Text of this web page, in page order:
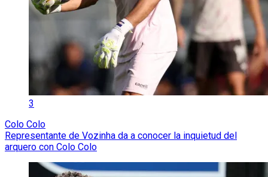
3
Colo Colo
Representante de Vozinha da a conocer la inquietud del
arquero con Colo Colo